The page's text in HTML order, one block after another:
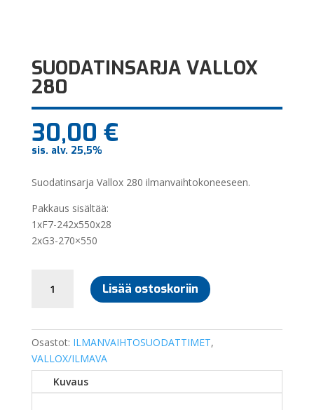
SUODATINSARJA VALLOX
280
30,00 €
sis. alv. 25,5%
Suodatinsarja Vallox 280 ilmanvaihtokoneeseen.
Pakkaus sisältää:
1xF7-242x550x28
2xG3-270×550
SUODATINSARJA
VALLOX
Lisää ostoskoriin
Osastot: ILMANVAIHTOSUODATTIMET,
VALLOX/ILMAVA
Kuvaus